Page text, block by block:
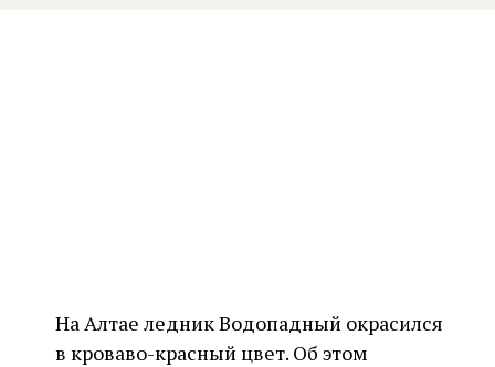
На Алтае ледник Водопадный окрасился
в кроваво-красный цвет. Об этом